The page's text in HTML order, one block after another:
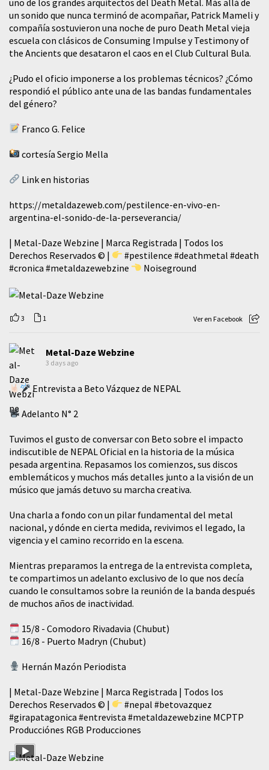
un sonido que nunca terminó de acompañar, Patrick Mameli y
compañía sostuvieron una noche de puro Death Metal vieja
escuela con clásicos de Consuming Impulse y Testimony of
the Ancients que desataron el caos en el Club Cultural Bula.
¿Pudo el oficio imponerse a los problemas técnicos? ¿Cómo
respondió el público ante una de las bandas fundamentales
del género?
Franco G. Felice
cortesía Sergio Mella
Link en historias
https://metaldazeweb.com/pestilence-en-vivo-en-
argentina-el-sonido-de-la-perseverancia/
| Metal-Daze Webzine | Marca Registrada | Todos los
Derechos Reservados © |
#pestilence #deathmetal #death
#cronica #metaldazewebzine Noiseground
3 1 Ver en Facebook
Metal-Daze Webzine
3 days ago
Entrevista a Beto Vázquez de NEPAL
Adelanto N° 2
Tuvimos el gusto de conversar con Beto sobre el impacto
indiscutible de NEPAL Oficial en la historia de la música
pesada argentina. Repasamos los comienzos, sus discos
emblemáticos y muchos más detalles junto a la visión de un
músico que jamás detuvo su marcha creativa.
​Una charla a fondo con un pilar fundamental del metal
nacional, y dónde en cierta medida, revivimos el legado, la
vigencia y el camino recorrido en la escena.
Mientras preparamos la entrega de la entrevista completa,
te compartimos un adelanto exclusivo de lo que nos decía
cuando le consultamos sobre la reunión de la banda después
de muchos años de inactividad.
15/8 - Comodoro Rivadavia (Chubut)
16/8 - Puerto Madryn (Chubut)
Hernán Mazón Periodista
| Metal-Daze Webzine | Marca Registrada | Todos los
Derechos Reservados © |
#nepal #betovazquez
#girapatagonica #entrevista #metaldazewebzine MCPTP
Producciónes RGB Producciones